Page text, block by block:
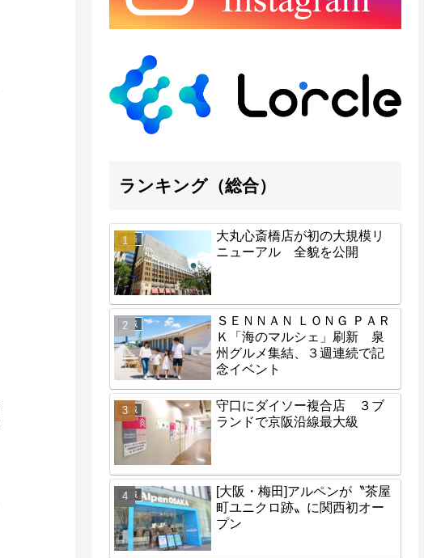
ランキング（総合）
経済
大丸心斎橋店が初の大規模リ
ニューアル 全貌を公開
地域
ＳＥＮＮＡＮ ＬＯＮＧ ＰＡＲ
Ｋ「海のマルシェ」刷新 泉
州グルメ集結、３週連続で記
念イベント
地域
守口にダイソー複合店 ３ブ
ランドで京阪沿線最大級
地域
[大阪・梅田]アルペンが〝茶屋
町ユニクロ跡〟に関西初オー
プン